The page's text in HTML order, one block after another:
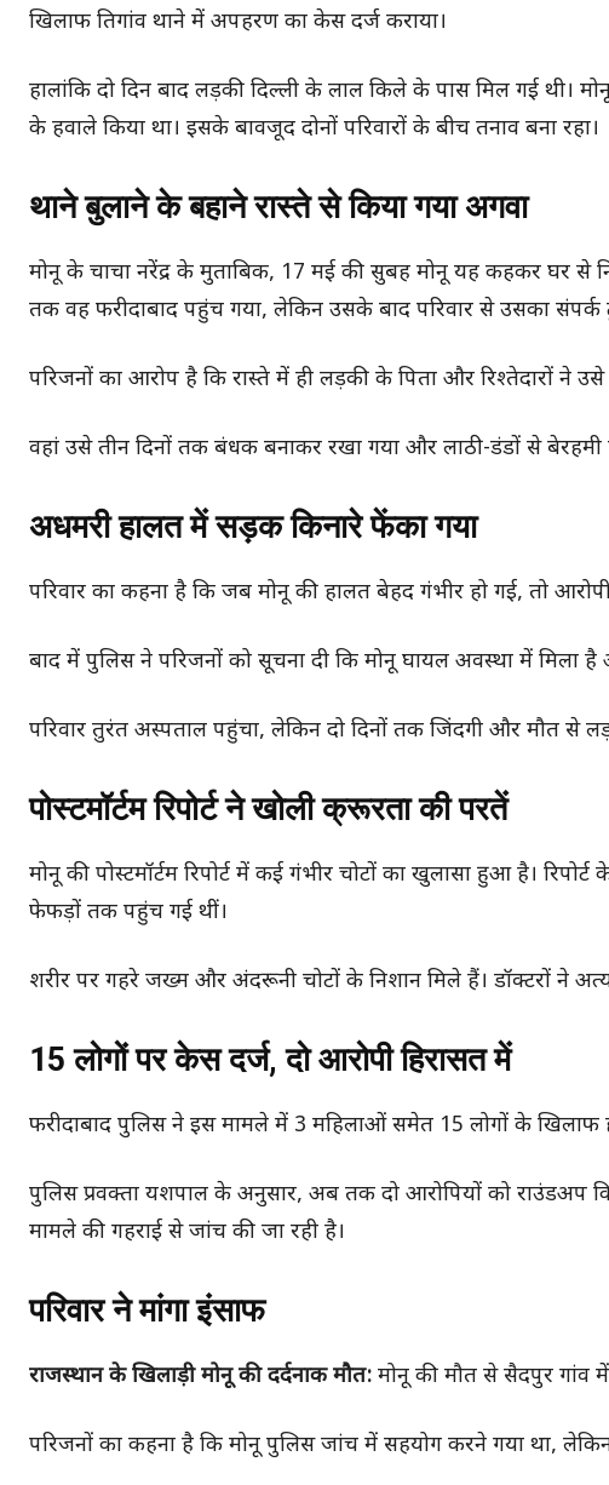
खिलाफ तिगांव थाने में अपहरण का केस दर्ज कराया।
हालांकि दो दिन बाद लड़की दिल्ली के लाल किले के पास मिल गई थी।
के हवाले किया था। इसके बावजूद दोनों परिवारों के बीच तनाव बना रहा।
थाने बुलाने के बहाने रास्ते से किया गया अगवा
मोनू के चाचा नरेंद्र के मुताबिक, 17 मई की सुबह मोनू यह कहकर घर से
तक वह फरीदाबाद पहुंच गया, लेकिन उसके बाद परिवार से उसका संपर्क
परिजनों का आरोप है कि रास्ते में ही लड़की के पिता और रिश्तेदारों
वहां उसे तीन दिनों तक बंधक बनाकर रखा गया और लाठी-डंडों से बेरहमी
अधमरी हालत में सड़क किनारे फेंका गया
परिवार का कहना है कि जब मोनू की हालत बेहद गंभीर हो गई, तो
बाद में पुलिस ने परिजनों को सूचना दी कि मोनू घायल अवस्था में मिला
परिवार तुरंत अस्पताल पहुंचा, लेकिन दो दिनों तक जिंदगी और मौत से
पोस्टमॉर्टम रिपोर्ट ने खोली क्रूरता की परतें
मोनू की पोस्टमॉर्टम रिपोर्ट में कई गंभीर चोटों का खुलासा हुआ है।
फेफड़ों तक पहुंच गई थीं।
शरीर पर गहरे जख्म और अंदरूनी चोटों के निशान मिले हैं। डॉक्टरों ने
15 लोगों पर केस दर्ज, दो आरोपी हिरासत में
फरीदाबाद पुलिस ने इस मामले में 3 महिलाओं समेत 15 लोगों के
पुलिस प्रवक्ता यशपाल के अनुसार, अब तक दो आरोपियों को राउंडअप
मामले की गहराई से जांच की जा रही है।
परिवार ने मांगा इंसाफ
राजस्थान के खिलाड़ी मोनू की दर्दनाक मौत: मोनू की मौत से सैदपुर गांव
परिजनों का कहना है कि मोनू पुलिस जांच में सहयोग करने गया था,